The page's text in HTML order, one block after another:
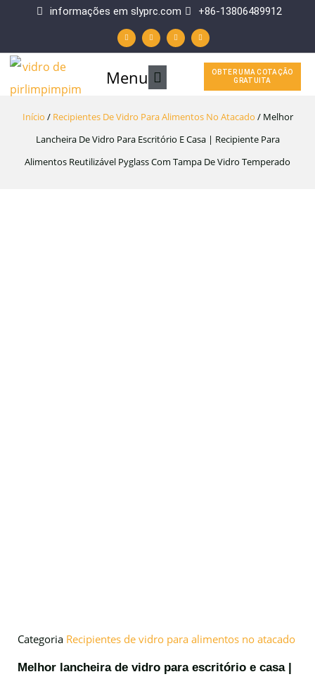
o
informações em slyprc.com +86-13806489912
h
a
t
s
p
a
c
e
b
o
f
o
u
t
u
i
n
k
e
Menu
Menu
OBTER UMA COTAÇÃO
GRATUITA
Início / Recipientes De Vidro Para Alimentos No Atacado / Melhor
Lancheira De Vidro Para Escritório E Casa | Recipiente Para
Alimentos Reutilizável Pyglass Com Tampa De Vidro Temperado
Categoria Recipientes de vidro para alimentos no atacado
Melhor lancheira de vidro para escritório e casa |